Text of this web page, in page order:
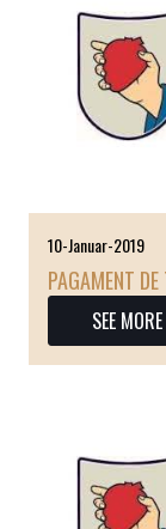
10-Januar-2019
PAGAMENT
SEE MORE